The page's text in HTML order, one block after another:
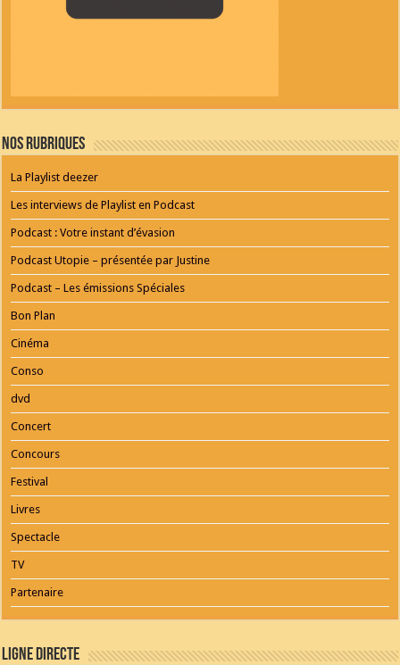
Nos Rubriques
La Playlist deezer
Les interviews de Playlist en Podcast
Podcast : Votre instant d’évasion
Podcast Utopie – présentée par Justine
Podcast – Les émissions Spéciales
Bon Plan
Cinéma
Conso
dvd
Concert
Concours
Festival
Livres
Spectacle
TV
Partenaire
Ligne Directe